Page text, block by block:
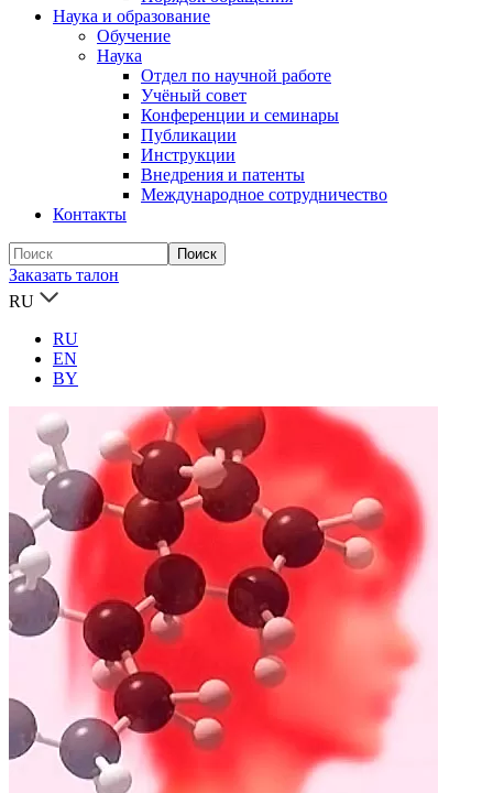
Наука и образование
Обучение
Наука
Отдел по научной работе
Учёный совет
Конференции и семинары
Публикации
Инструкции
Внедрения и патенты
Международное сотрудничество
Контакты
Заказать талон
RU
RU
EN
BY